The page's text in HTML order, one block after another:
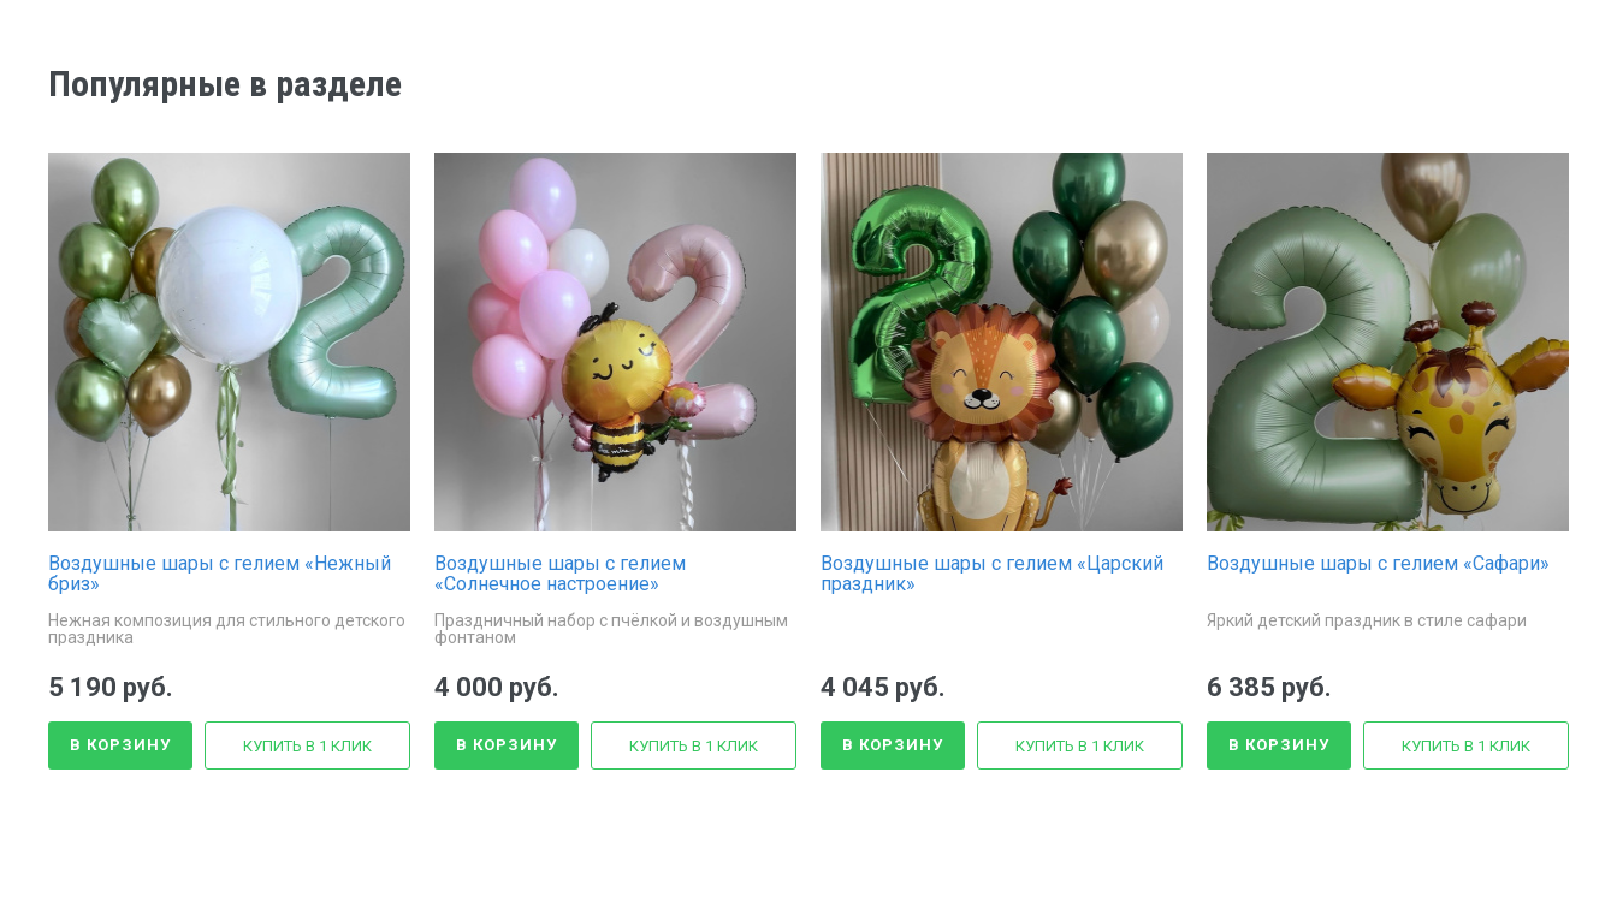
Популярные в разделе
Воздушные шары с гелием «Нежный
бриз»
Нежная композиция для стильного детского
праздника
5 190 руб.
В КОРЗИНУ КУПИТЬ В 1 КЛИК
Воздушные шары с гелием
«Солнечное настроение»
Праздничный набор с пчёлкой и воздушным
фонтаном
4 000 руб.
В КОРЗИНУ КУПИТЬ В 1 КЛИК
Воздушные шары с гелием «Царский
праздник»
4 045 руб.
В КОРЗИНУ КУПИТЬ В 1 КЛИК
Воздушные шары с гелием «Сафари»
Яркий детский праздник в стиле сафари
6 385 руб.
В КОРЗИНУ КУПИТЬ В 1 КЛИК